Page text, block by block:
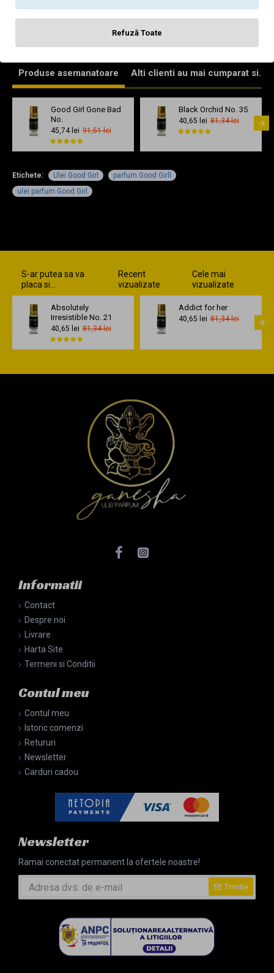
Nu suntem asociați în niciun fel cu mărcile sau producătorii
acestora.
Produse asemanatoare Alti clienti au mai cumparat si...
Good Girl Gone Bad
No.
45,74 lei 91,51 lei
Black Orchid No. 35
40,65 lei 81,34 lei
Etichete: Ulei Good Girl
parfum Good Girll
ulei parfum Good Girl
S-ar putea sa va
placa si...
Recent
vizualizate
Cele mai
vizualizate
Absolutely
Irresistible No. 21
40,65 lei 81,34 lei
Addict for her
40,65 lei 81,34 lei
Informatii
Contact
Despre noi
Livrare
Harta Site
Termeni si Conditii
Contul meu
Contul meu
Istoric comenzi
Retururi
Newsletter
Carduri cadou
Newsletter
Ramai conectat permanent la ofertele noastre!
Trimite
Refuză Toate